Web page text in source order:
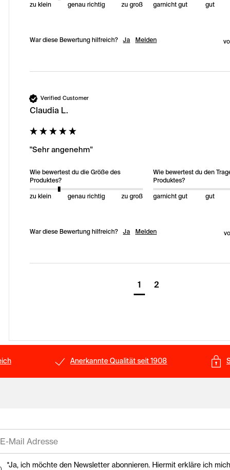
zu klein genau richtig zu groß garnicht gut gut
War diese Bewertung hilfreich? Ja Melden
Verified Customer
Claudia L.
"Sehr angenehm"
Wie bewertest du die Größe des
Produktes?
zu klein genau richtig zu groß
Wie bewertest du den
Produktes?
garnicht gut gut
War diese Bewertung hilfreich? Ja Melden
1 2
Anerkannte Qualität seit 1908
Zustimmung zu Marketing E-Mails
*Ja, ich möchte den Newsletter abonnieren. Hiermit erkläre ich mich mit